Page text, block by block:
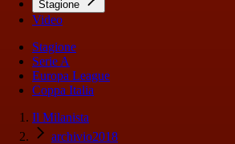
Stagione
Video
Stagione
Serie A
Europa League
Coppa Italia
Il Milanista
archivio2018